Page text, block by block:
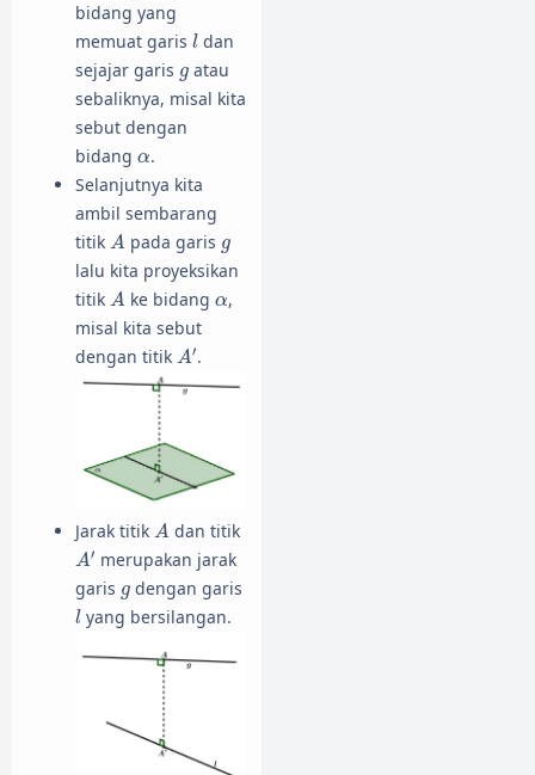
bidang yang
memuat garis ll dan
sejajar garis g
g atau
sebaliknya, misal kita
sebut dengan
bidang α
α.
Selanjutnya kita
ambil sembarang
titik A
A pada garis g
g
lalu kita proyeksikan
titik A
A ke bidang α
α,
misal kita sebut
dengan titik A′
A′.
Jarak titik A
A dan titik
A′
A′ merupakan jarak
garis g
g dengan garis
ll yang bersilangan.